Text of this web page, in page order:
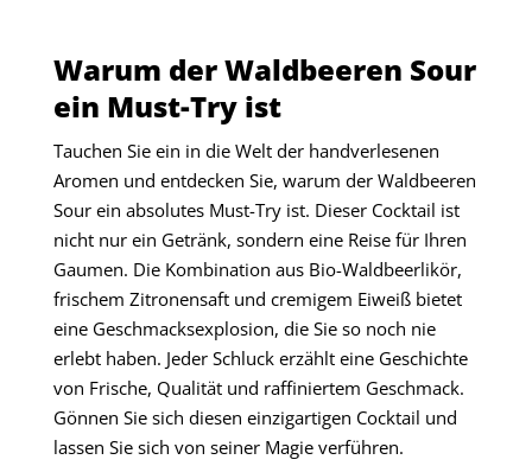
Warum der Waldbeeren Sour
ein Must-Try ist
Tauchen Sie ein in die Welt der handverlesenen
Aromen und entdecken Sie, warum der Waldbeeren
Sour ein absolutes Must-Try ist. Dieser Cocktail ist
nicht nur ein Getränk, sondern eine Reise für Ihren
Gaumen. Die Kombination aus Bio-Waldbeerlikör,
frischem Zitronensaft und cremigem Eiweiß bietet
eine Geschmacksexplosion, die Sie so noch nie
erlebt haben. Jeder Schluck erzählt eine Geschichte
von Frische, Qualität und raffiniertem Geschmack.
Gönnen Sie sich diesen einzigartigen Cocktail und
lassen Sie sich von seiner Magie verführen.